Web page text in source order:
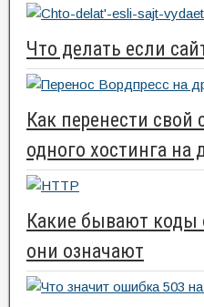
Что делать если
Как перенести свой
одного хостинга на
Какие бывают коды
они означают